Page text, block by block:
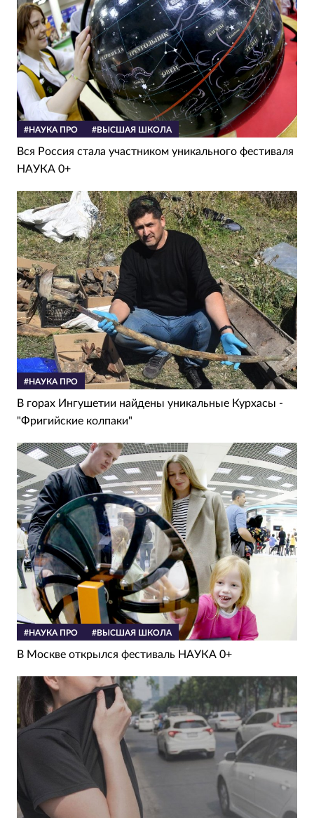
#НАУКА ПРО #ВЫСШАЯ ШКОЛА
Вся Россия стала участником уникального фестиваля
НАУКА 0+
#НАУКА ПРО
В горах Ингушетии найдены уникальные Курхасы -
"Фригийские колпаки"
#НАУКА ПРО #ВЫСШАЯ ШКОЛА
В Москве открылся фестиваль НАУКА 0+